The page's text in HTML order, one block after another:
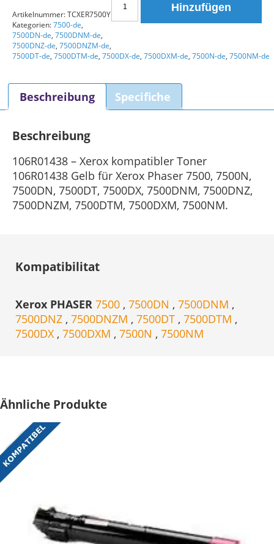
106R01438
Kompatibler
Toner
Hinzufügen
Artikelnummer:TCXER7500Y
Kategorien:7500-de,
7500DN-de, 7500DNM-de,
7500DNZ-de, 7500DNZM-de,
7500DT-de, 7500DTM-de, 7500DX-de, 7500DXM-de, 7500N-de, 7500NM-de
Beschreibung Specifiche
Beschreibung
106R01438 – Xerox kompatibler Toner
106R01438 Gelb für Xerox Phaser 7500, 7500N,
7500DN, 7500DT, 7500DX, 7500DNM, 7500DNZ,
7500DNZM, 7500DTM, 7500DXM, 7500NM.
Kompatibilitat
Xerox PHASER 7500 , 7500DN , 7500DNM ,
7500DNZ , 7500DNZM , 7500DT , 7500DTM ,
7500DX , 7500DXM , 7500N , 7500NM
Ähnliche Produkte